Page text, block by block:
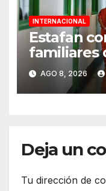
INTERNACIONAL
Estafan
familiares
detenidos
prometen
AGO 8, 2026
Deja un
Tu dirección de